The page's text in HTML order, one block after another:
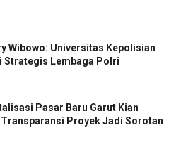
Wibowo: Universitas Kepolisian
Strategis Lembaga Polri
Pasar Baru Garut Kian
Proyek Jadi Sorotan